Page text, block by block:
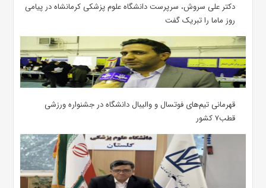
دکتر علی سروش، سرپرست دانشگاه علوم پزشکی کرمانشاه در پیامی
روز ماما را تبریک گفت
قهرمانی تیم‌های فوتسال و والیبال دانشگاه در جشنواره ورزشی
قطب۷ کشور